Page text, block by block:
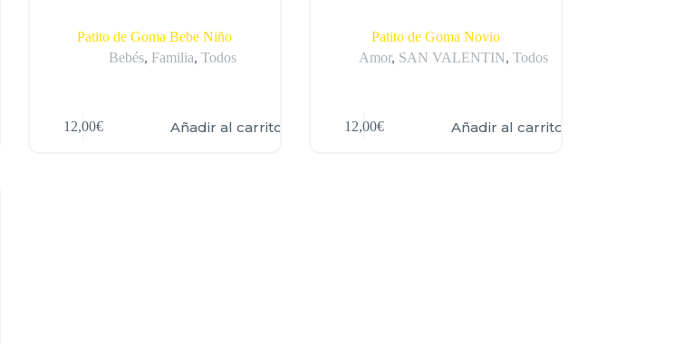
Patito de Goma Bebe Niño
Bebés, Familia,Todos
12,00€ Añadir al carrito
Patito de Goma Novio
Amor, SAN VALENTIN,Todos
12,00€ Añadir al carrito